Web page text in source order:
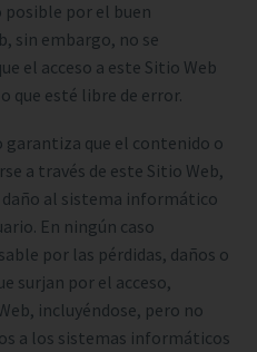
por el buen
sin embargo, no se
el acceso a este Sitio Web
que esté libre de error.
garantiza que el contenido o
a través de este Sitio Web,
daño al sistema informático
En ningún caso
por las pérdidas, daños o
surjan por el acceso,
incluyéndose, pero no
a los sistemas informáticos